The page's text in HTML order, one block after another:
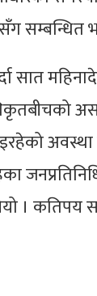
सम्बन्धित
सात
। कतिपय